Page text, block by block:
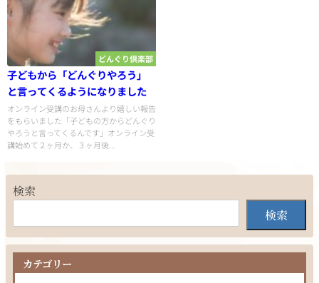
どんぐり倶楽部
子どもから「どんぐりやろう」
と言ってくるようになりました
オンライン受講のお母さんより嬉しい報告
をもらいました「子どもの方からどんぐり
やろうと言ってくるんです」オンライン受
講始めて２ヶ月か、３ヶ月後...
検索
検索
カテゴリー